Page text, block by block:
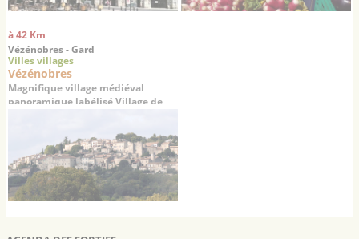
à 42 Km
Vézénobres - Gard
Villes villages
Vézénobres
Magnifique village médiéval
panoramique labélisé Village de